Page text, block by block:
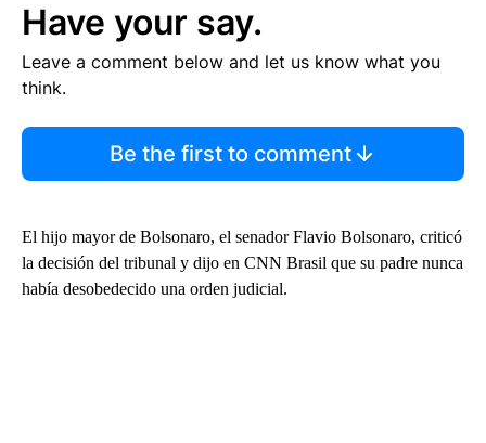
Have your say.
Leave a comment below and let us know what you
think.
Be the first to comment
El hijo mayor de Bolsonaro, el senador Flavio Bolsonaro, criticó
la decisión del tribunal y dijo en CNN Brasil que su padre nunca
había desobedecido una orden judicial.